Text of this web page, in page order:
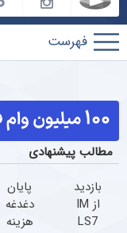
پارس
فوتبال
مطالب پیشنهادی
بازدید
از IM
LS7
پایان
دغدغه
هزینه